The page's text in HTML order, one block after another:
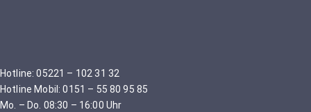
Hotline: 05221 – 102 31 32
Hotline Mobil: 0151 – 55 80 95 85
Mo. – Do. 08:30 – 16:00 Uhr